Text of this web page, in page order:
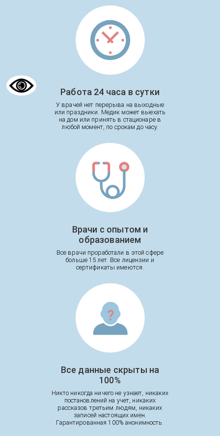
Работа 24 часа в сутки
У врачей нет перерыва на выходные
или праздники. Медик может выехать
на дом или принять в стационаре в
любой момент, по срокам до часу.
Врачи с опытом и
образованием
Все врачи проработали в этой сфере
больше 15 лет. Все лицензии и
сертификаты имеются.
Все данные скрыты на
100%
Никто никогда ничего не узнает, никаких
постановлений на учет, никаких
рассказов третьим людям, никаких
записей настоящих имен.
Гарантированная 100% анонимность.